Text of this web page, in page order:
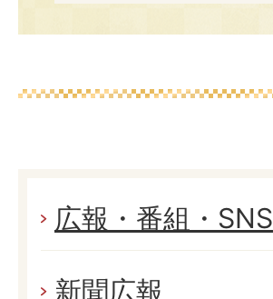
広報・番組・SNS
新聞広報